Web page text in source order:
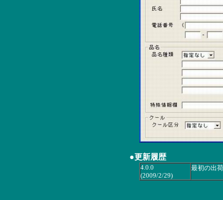
●更新履歴
4.0.0
(2009/2/29)
最初の出荷